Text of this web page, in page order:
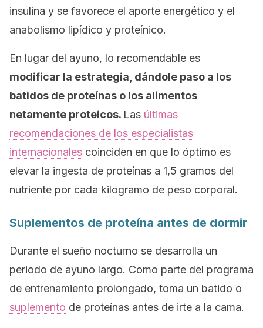
insulina y se favorece el aporte energético y el
anabolismo lipídico y proteínico.
En lugar del ayuno, lo recomendable es
modificar la estrategia, dándole paso a los
batidos de proteínas o los alimentos
netamente proteicos. Las últimas
recomendaciones de los especialistas
internacionales coinciden en que lo óptimo es
elevar la ingesta de proteínas a 1,5 gramos del
nutriente por cada kilogramo de peso corporal.
Suplementos de proteína antes de dormir
Durante el sueño nocturno se desarrolla un
periodo de ayuno largo. Como parte del programa
de entrenamiento prolongado, toma un batido o
suplemento de proteínas antes de irte a la cama.